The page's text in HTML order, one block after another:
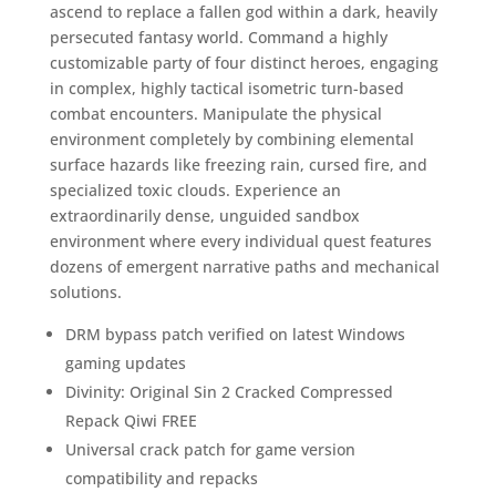
ascend to replace a fallen god within a dark, heavily
persecuted fantasy world. Command a highly
customizable party of four distinct heroes, engaging
in complex, highly tactical isometric turn-based
combat encounters. Manipulate the physical
environment completely by combining elemental
surface hazards like freezing rain, cursed fire, and
specialized toxic clouds. Experience an
extraordinarily dense, unguided sandbox
environment where every individual quest features
dozens of emergent narrative paths and mechanical
solutions.
DRM bypass patch verified on latest Windows
gaming updates
Divinity: Original Sin 2 Cracked Compressed
Repack Qiwi FREE
Universal crack patch for game version
compatibility and repacks